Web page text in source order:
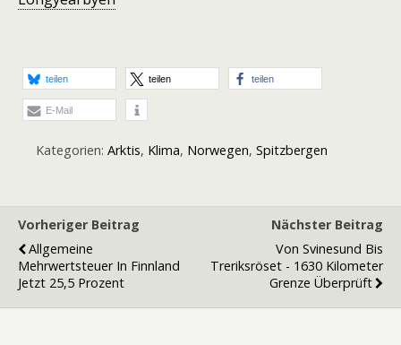
teilen teilen teilen
E-Mail
Kategorien: Arktis, Klima, Norwegen, Spitzbergen
Vorheriger Beitrag
Allgemeine
Mehrwertsteuer In Finnland
Jetzt 25,5 Prozent
Nächster Beitrag
Von Svinesund Bis
Treriksröset - 1630 Kilometer
Grenze Überprüft